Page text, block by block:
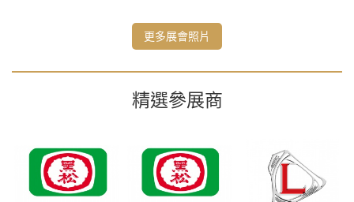
更多展會照片
精選參展商